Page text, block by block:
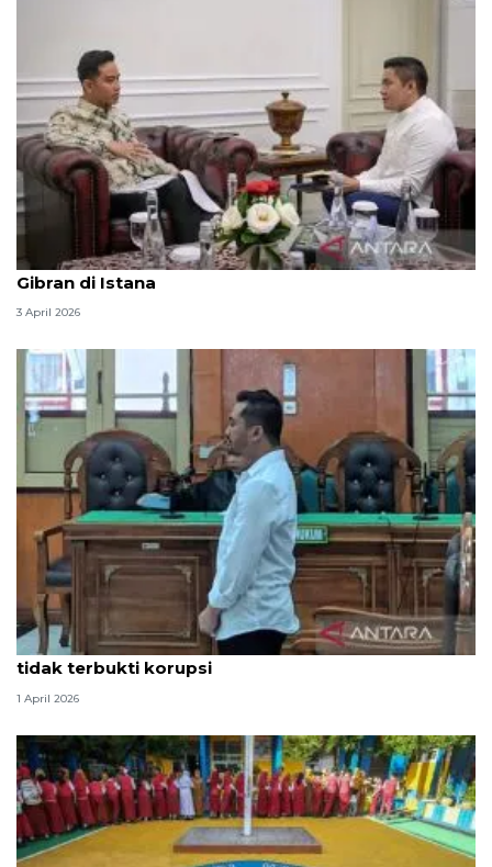
Seskab Teddy silaturahmi Idul Fitri ke Wapres
Gibran di Istana
3 April 2026
Hakim PN Medan vonis bebas Amsal Sitepu karena
tidak terbukti korupsi
1 April 2026